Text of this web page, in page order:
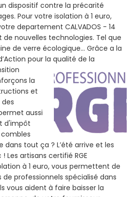
dispositif contre la précarité
Pour votre isolation à 1 euro,
departement CALVADOS - 14
de nouvelles technologies. Tel que
de verre écologique... Grâce a la
pour la qualité de la
la
et
aussi
d'impôt
combles
dans tout ça ? L’été arrive et les
Les artisans certifié RGE
à 1 euro, vous permettent de
professionnels spécialisé dans
vous aident à faire baisser la